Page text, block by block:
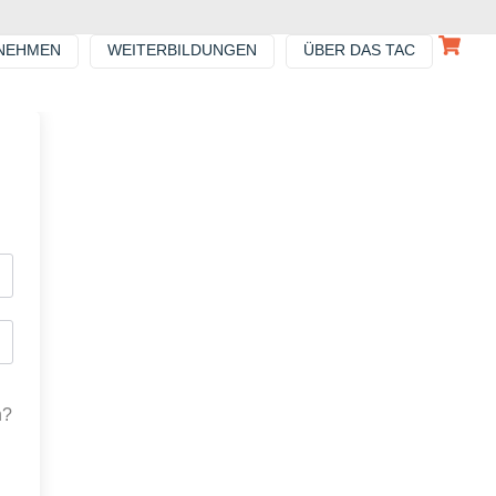
WEITERBILDUNGEN ÜBER DAS TAC